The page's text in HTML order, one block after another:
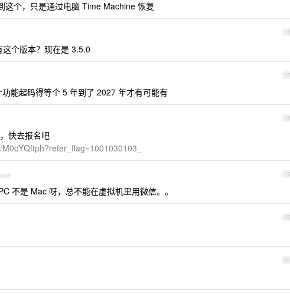
这个，只是通过电脑 Time Machine 恢复
16
个版本？现在是 3.5.0
17
能起码得等个 5 年到了 2027 年才有可能有
18
快去报名吧
19
不是 Mac 呀，总不能在虚拟机里用微信。。
20
21